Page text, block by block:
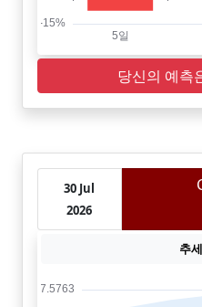
당신의 예측
30 Jul
2026
추